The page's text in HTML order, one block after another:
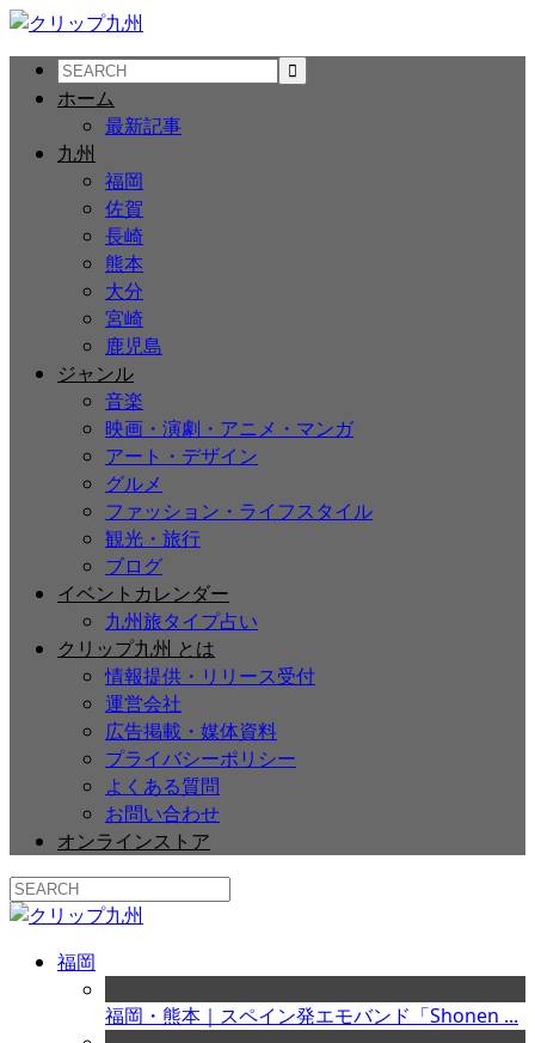
ホーム
最新記事
九州
福岡
佐賀
長崎
熊本
大分
宮崎
鹿児島
ジャンル
音楽
映画・演劇・アニメ・マンガ
アート・デザイン
グルメ
ファッション・ライフスタイル
観光・旅行
ブログ
イベントカレンダー
九州旅タイプ占い
クリップ九州 とは
情報提供・リリース受付
運営会社
広告掲載・媒体資料
プライバシーポリシー
よくある質問
お問い合わせ
オンラインストア
福岡
福岡・熊本｜スペイン発エモバンド「Shonen ...